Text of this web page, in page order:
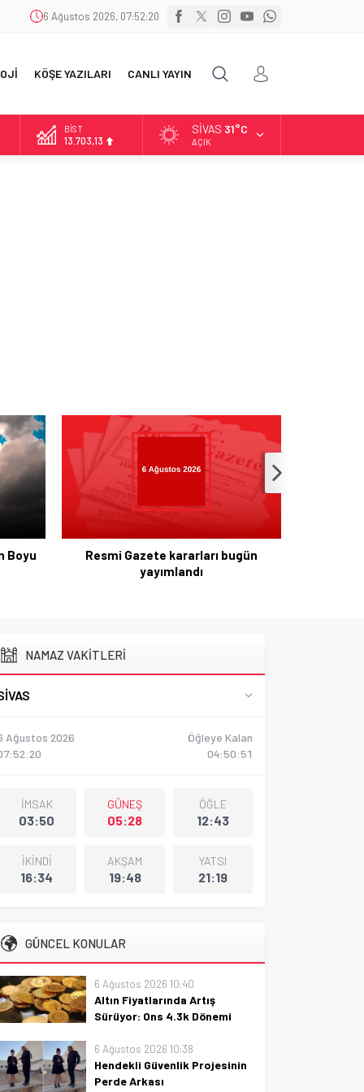
6 Ağustos 2026, 07:52:21
KÖŞE YAZILARI CANLI YAYIN
BİST
13.703,13
SIVAS 31°C
AÇIK
Boyu
Resmi Gazete kararları bugün
yayımlandı
NAMAZ VAKİTLERİ
Ağustos 2026
Öğleye Kalan
04:50:50
İMSAK
03:50
GÜNEŞ
05:28
ÖĞLE
12:43
İKİNDİ
16:34
AKŞAM
19:48
YATSI
21:19
GÜNCEL KONULAR
6 Ağustos 2026 10:40
Altın Fiyatlarında Artış
Sürüyor: Ons 4.3k Dönemi
Altın fiyatlarında yükseliş
sürüyor; Ons altın 4.3k dönem
notlarıyla analiz ve yatırım
6 Ağustos 2026 10:38
Hendekli Güvenlik Projesinin
Perde Arkası